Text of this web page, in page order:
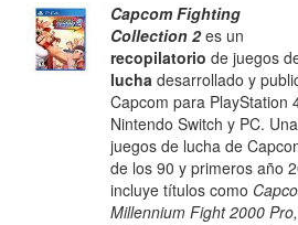
Capcom Fighting
Collection 2es un
recopilatorio de juegos
lucha desarrollado y
Capcom para PlayStation
Nintendo Switch y PC.
juegos de lucha de
de los 90 y primeros año
incluye títulos como
Millennium Fight 2000